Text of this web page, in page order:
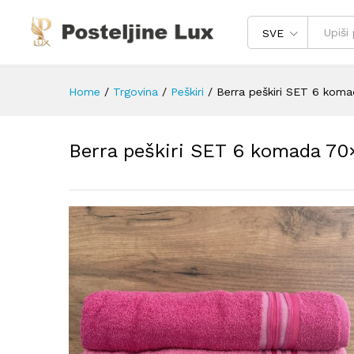
SVE
Home / Trgovina / Peškiri / Berra peškiri SET 6
Berra peškiri SET 6 komada